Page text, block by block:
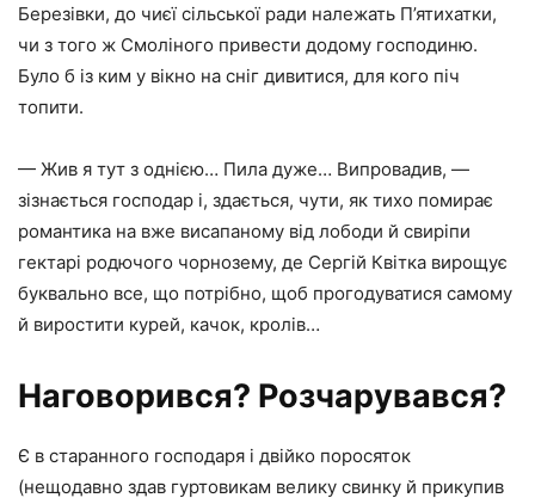
Березівки, до чиєї сільської ради належать П’ятихатки,
чи з того ж Смоліного привести додому господиню.
Було б із ким у вікно на сніг дивитися, для кого піч
топити.
— Жив я тут з однією… Пила дуже… Випровадив, —
зізнається господар і, здається, чути, як тихо помирає
романтика на вже висапаному від лободи й свиріпи
гектарі родючого чорнозему, де Сергій Квітка вирощує
буквально все, що потрібно, щоб прогодуватися самому
й виростити курей, качок, кролів…
Наговорився? Розчарувався?
Є в старанного господаря і двійко поросяток
(нещодавно здав гуртовикам велику свинку й прикупив